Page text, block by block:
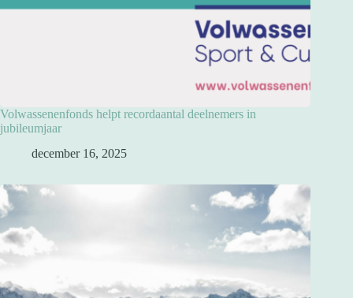
Volwassenenfonds helpt recordaantal deelnemers in
jubileumjaar
december 16, 2025